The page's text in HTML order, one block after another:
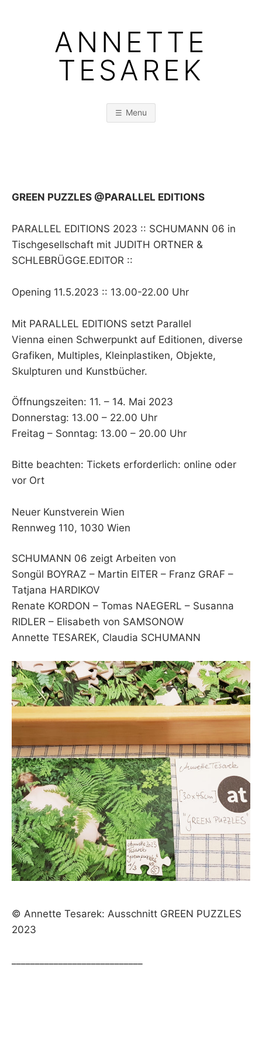
ANNETTE
TESAREK
Menu
GREEN PUZZLES @PARALLEL EDITIONS
PARALLEL EDITIONS 2023 :: SCHUMANN 06 in
Tischgesellschaft mit JUDITH ORTNER &
SCHLEBRÜGGE.EDITOR ::
Opening 11.5.2023 :: 13.00-22.00 Uhr
Mit PARALLEL EDITIONS setzt Parallel
Vienna einen Schwerpunkt auf Editionen, diverse
Grafiken, Multiples, Kleinplastiken, Objekte,
Skulpturen und Kunstbücher.
Öffnungszeiten: 11. – 14. Mai 2023
Donnerstag: 13.00 – 22.00 Uhr
Freitag – Sonntag: 13.00 – 20.00 Uhr
Bitte beachten: Tickets erforderlich: online oder
vor Ort
Neuer Kunstverein Wien
Rennweg 110, 1030 Wien
SCHUMANN 06 zeigt Arbeiten von
Songül BOYRAZ – Martin EITER – Franz GRAF –
Tatjana HARDIKOV
Renate KORDON – Tomas NAEGERL – Susanna
RIDLER – Elisabeth von SAMSONOW
Annette TESAREK, Claudia SCHUMANN
© Annette Tesarek: Ausschnitt GREEN PUZZLES
2023